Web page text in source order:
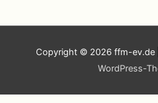
Copyright © 2026 ffm-ev.de
WordPress-